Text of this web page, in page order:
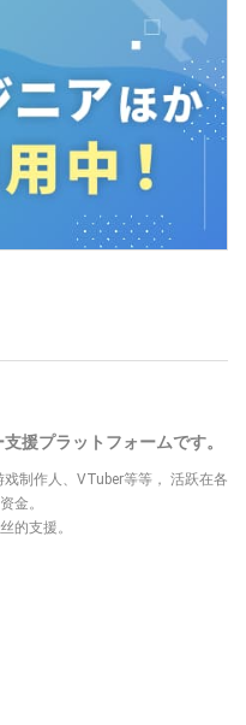
援プラットフォームです。
制作人、VTuber等等， 活跃在各
金。
的支援。